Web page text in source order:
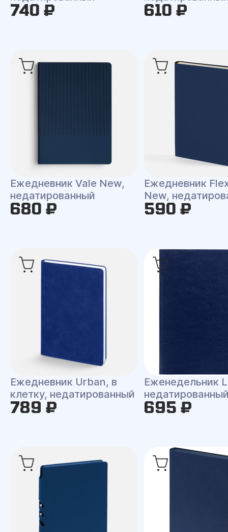
740 ₽ 610 ₽
Ежедневник Vale New,
недатированный
680 ₽
Ежедневник
New,
590 ₽
Ежедневник Urban, в
клетку, недатированный
789 ₽
Еженедельник
695 ₽